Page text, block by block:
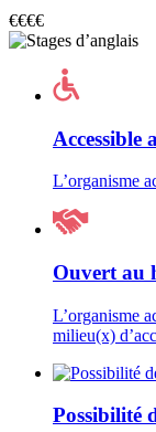
€€€€
Accessible
L’organisme
Ouvert au
L’organisme
milieu(x)
Possibilité